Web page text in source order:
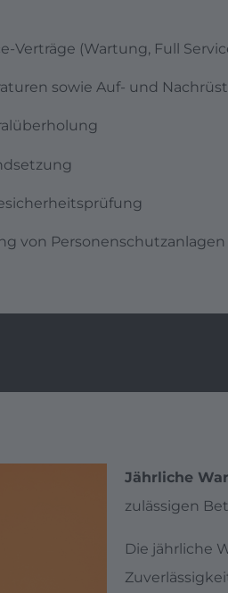
Verträge (Wartung, Full
sowie Auf- und
von Personenschutzanlagen
Jährliche
zulässigen
Die jährliche